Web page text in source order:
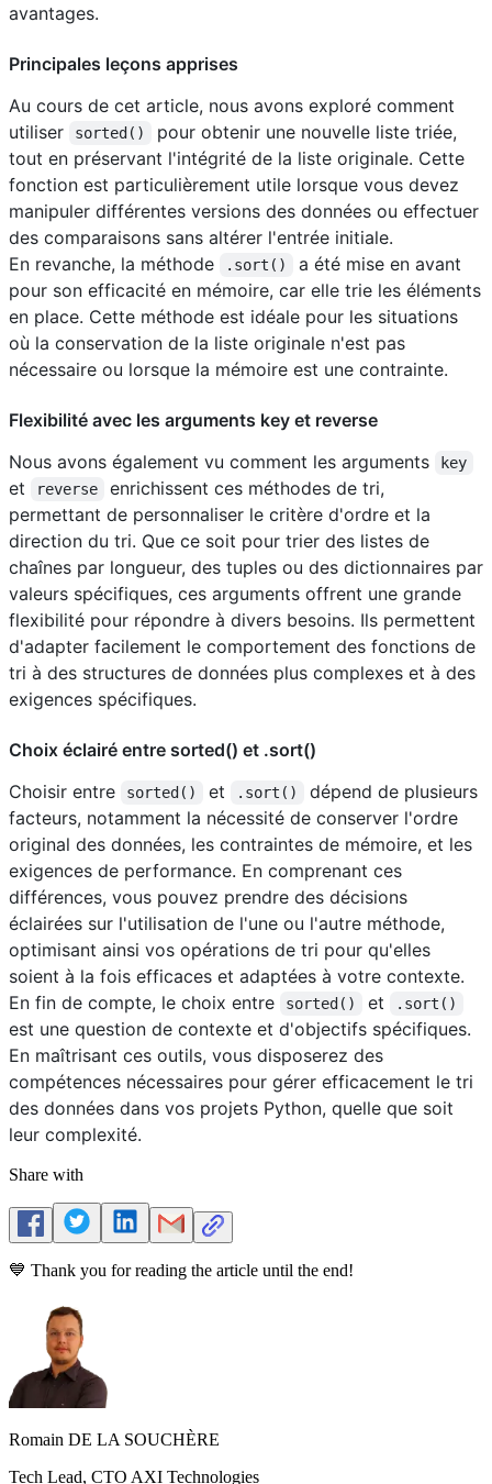
avantages.
Principales leçons apprises
Au cours de cet article, nous avons exploré comment
utiliser
sorted()
pour obtenir une nouvelle liste triée,
tout en préservant l'intégrité de la liste originale. Cette
fonction est particulièrement utile lorsque vous devez
manipuler différentes versions des données ou effectuer
des comparaisons sans altérer l'entrée initiale.
En revanche, la méthode
.sort()
a été mise en avant
pour son efficacité en mémoire, car elle trie les éléments
en place. Cette méthode est idéale pour les situations
où la conservation de la liste originale n'est pas
nécessaire ou lorsque la mémoire est une contrainte.
Flexibilité avec les arguments key et reverse
Nous avons également vu comment les arguments
key
et reverse
enrichissent ces méthodes de tri,
permettant de personnaliser le critère d'ordre et la
direction du tri. Que ce soit pour trier des listes de
chaînes par longueur, des tuples ou des dictionnaires par
valeurs spécifiques, ces arguments offrent une grande
flexibilité pour répondre à divers besoins. Ils permettent
d'adapter facilement le comportement des fonctions de
tri à des structures de données plus complexes et à des
exigences spécifiques.
Choix éclairé entre sorted() et .sort()
Choisir entre
sorted() et .sort()
dépend de plusieurs
facteurs, notamment la nécessité de conserver l'ordre
original des données, les contraintes de mémoire, et les
exigences de performance. En comprenant ces
différences, vous pouvez prendre des décisions
éclairées sur l'utilisation de l'une ou l'autre méthode,
optimisant ainsi vos opérations de tri pour qu'elles
soient à la fois efficaces et adaptées à votre contexte.
En fin de compte, le choix entre
sorted() et .sort()
est une question de contexte et d'objectifs spécifiques.
En maîtrisant ces outils, vous disposerez des
compétences nécessaires pour gérer efficacement le tri
des données dans vos projets Python, quelle que soit
leur complexité.
Share with
💙 Thank you for reading the article until the end!
Romain DE LA SOUCHÈRE
Tech Lead, CTO AXI Technologies